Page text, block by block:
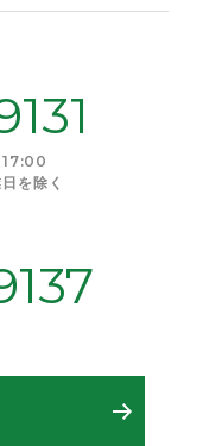
17:00
を除く